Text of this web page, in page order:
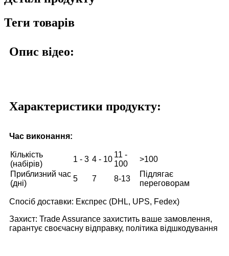
Теги товарів
Опис відео:
Характеристики продукту:
Час виконання:
Кількість
(набірів)
1 - 3 4 - 10
11 -
100
>100
Приблизний час
(дні)
5 7 8-13
Підлягає
переговорам
Спосіб доставки: Експрес (DHL, UPS, Fedex)
Захист: Trade Assurance захистить ваше замовлення,
гарантує своєчасну відправку, політика відшкодування